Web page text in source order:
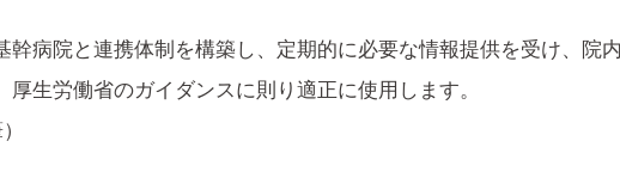
病院と連携体制を構築し、定期的に必要な情報提供を受け、院
生労働省のガイダンスに則り適正に使用します。